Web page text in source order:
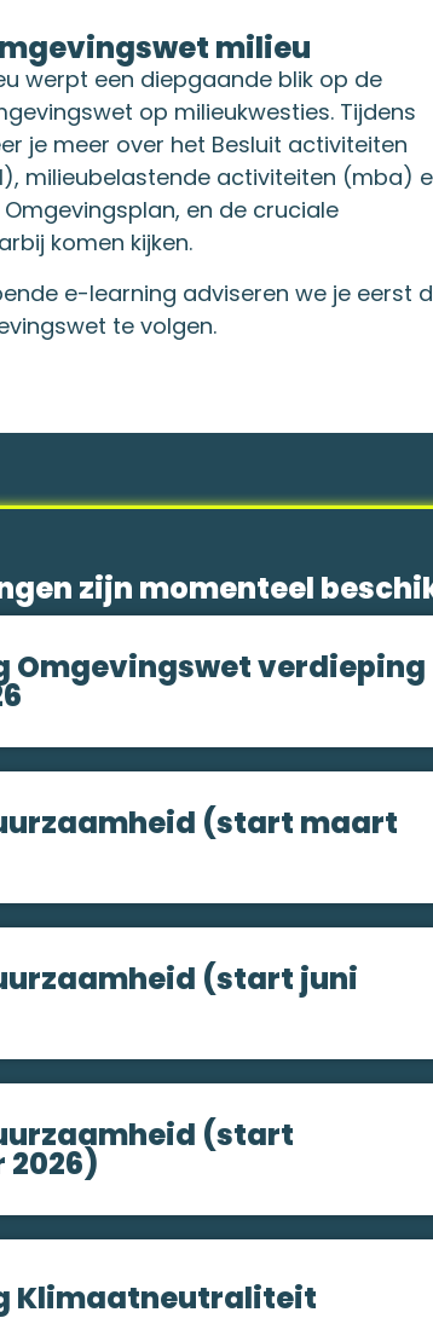
milieu
werpt een diepgaande blik op de
op milieukwesties. Tijdens
je meer over het Besluit activiteiten
milieubelastende activiteiten (mba)
en de cruciale
komen kijken.
e-learning adviseren we je eerst
te volgen.
zijn momenteel
Omgevingswet verdieping
(start maart
(start juni
(start
2026)
Klimaatneutraliteit